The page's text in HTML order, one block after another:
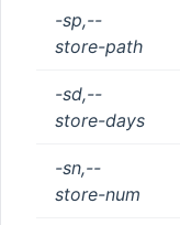
-sp,--
store-path
-sd,--
store-days
-sn,--
store-num